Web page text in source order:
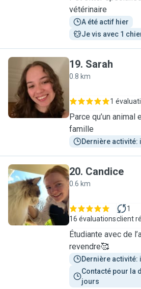
vétérinaire
A été actif hier
Je vis avec 1
S
19. Sarah
0.8 km
1
Parce qu’un
famille
Dernière activité:
C
20. Candice
0.6 km
16 évaluations
1
client
Étudiante avec de
revendre🥰
Dernière activité:
Contacté pour la
jours